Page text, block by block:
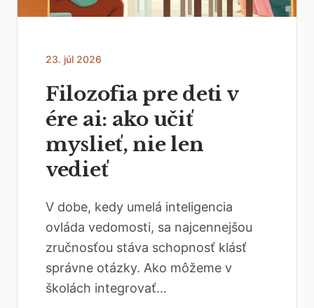
23. júl 2026
Filozofia pre deti v
ére ai: ako učiť
myslieť, nie len
vedieť
V dobe, kedy umelá inteligencia
ovláda vedomosti, sa najcennejšou
zručnosťou stáva schopnosť klásť
správne otázky. Ako môžeme v
školách integrovať...